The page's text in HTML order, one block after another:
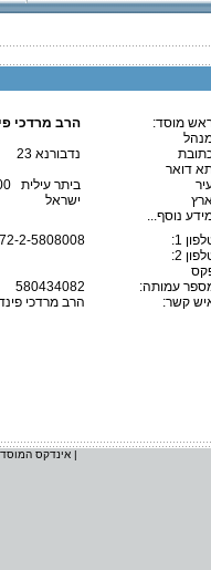
מוסד:
הרב מרדכי
נדבורנא 23
דואר
ביתר עילית 90500
ישראל
נוסף...
1:
2:
עמותה:
קשר:
2-5808008
580434082
הרב מרדכי
אינדקס |